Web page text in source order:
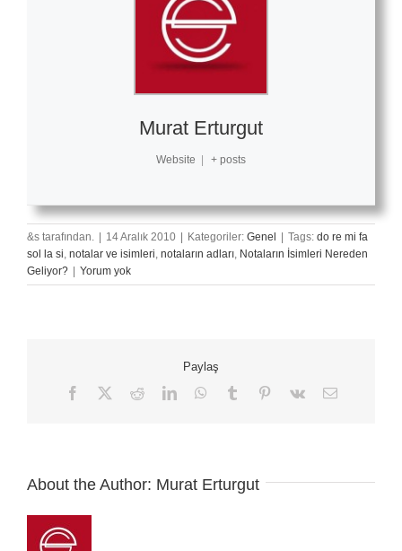
Murat Erturgut
Website + posts
&s tarafından. 14 Aralık 2010 Kategoriler: Genel Tags: do re mi fa
sol la si, notalar ve isimleri, notaların adları, Notaların İsimleri Nereden
Geliyor?
Yorum yok
Paylaş
Facebook RedditLinkedInWhatsApp
Tumblr Pinterest
Vk
E-
About the Author: Murat Erturgut